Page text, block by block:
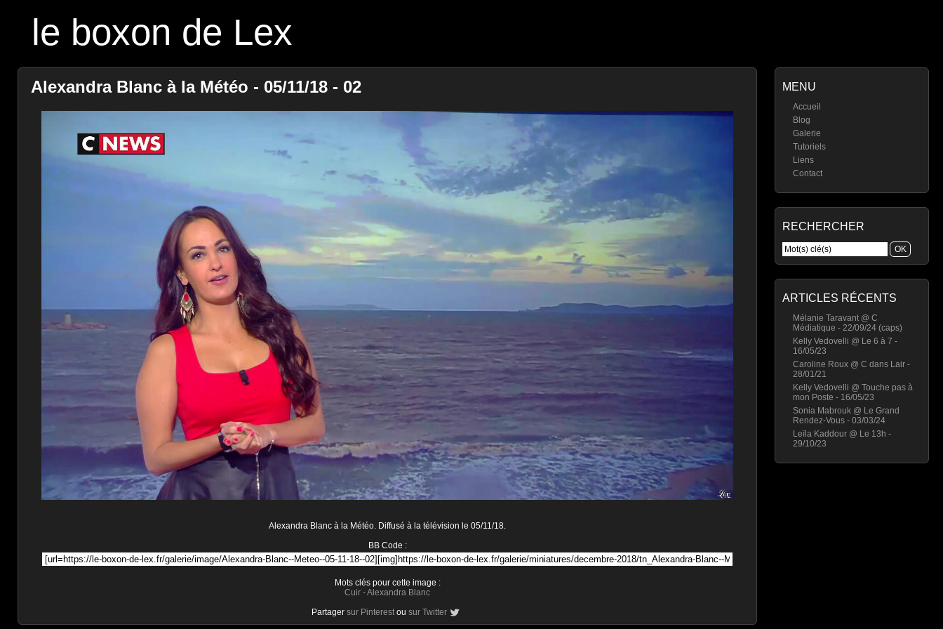
le boxon de Lex
MENU
Accueil
Blog
Galerie
Tutoriels
Liens
Contact
RECHERCHER
ARTICLES RÉCENTS
Mélanie Taravant @ C
Médiatique - 22/09/24 (caps)
Kelly Vedovelli @ Le 6 à 7 -
16/05/23
Caroline Roux @ C dans Lair -
28/01/21
Kelly Vedovelli @ Touche pas à
mon Poste - 16/05/23
Sonia Mabrouk @ Le Grand
Rendez-Vous - 03/03/24
Leïla Kaddour @ Le 13h -
29/10/23
Alexandra Blanc à la Météo - 05/11/18 - 02
Alexandra Blanc à la Météo. Diffusé à la télévision le 05/11/18.
BB Code :
Mots clés pour cette image :
Cuir -Alexandra Blanc
Partager sur Pinterest ou sur Twitter